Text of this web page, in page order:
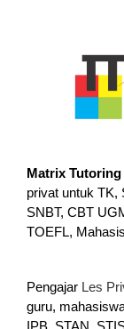
Matrix Tutoring
privat untuk TK,
SNBT, CBT
TOEFL,
Pengajar Les
guru,
IPB, STAN,